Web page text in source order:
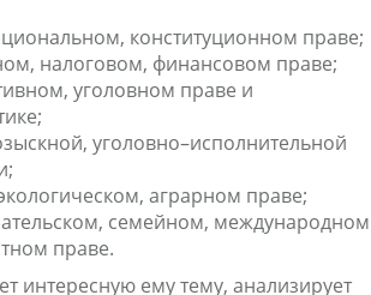
конституционном праве;
налоговом, финансовом праве;
уголовном праве и
уголовно–исполнительной
аграрном праве;
семейном, международном
праве.
интересную ему тему, анализирует